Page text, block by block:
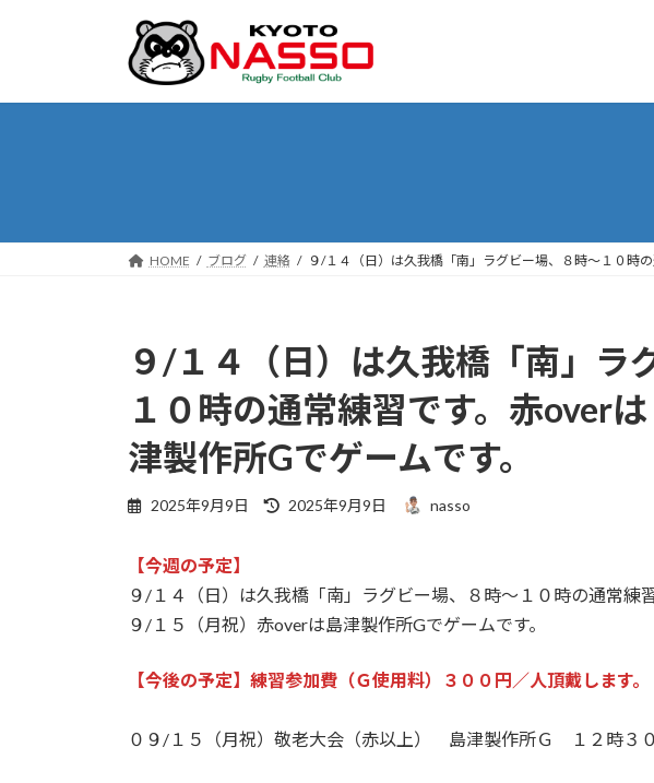
プ
動
HOME ブログ 連絡 ９/１４（日）は久我橋「南」ラグビー場、８時～１０時
９/１４（日）は久我橋「南」ラ
１０時の通常練習です。赤over
津製作所Gでゲームです。
2025年9月9日
最
日
:
2025年9月9日 nasso
【今週の予定】
９/１４（日）は久我橋「南」ラグビー場、８時～１０時の通常練習
９/１５（月祝）赤overは島津製作所Gでゲームです。
【今後の予定】練習参加費（Ｇ使用料）３００円／人頂戴します。
０９/１５（月祝）敬老大会（赤以上） 島津製作所Ｇ １２時３